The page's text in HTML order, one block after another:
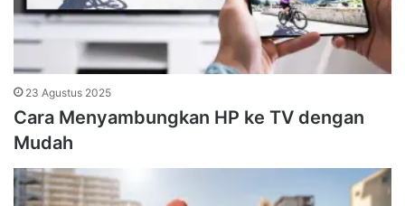
23 Agustus 2025
Cara Menyambungkan HP ke TV dengan
Mudah